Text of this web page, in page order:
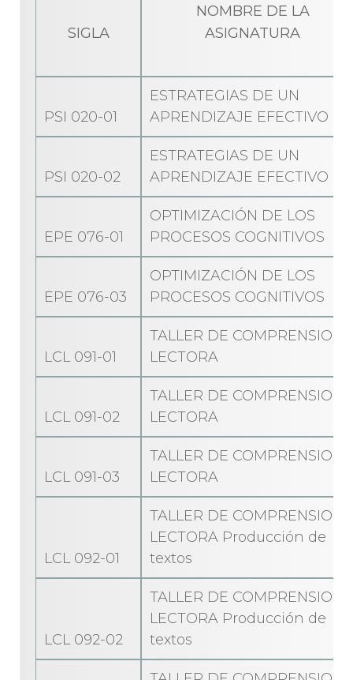
SIGLA
NOMBRE DE LA
ASIGNATURA
PSI 020-01
ESTRATEGIAS DE UN
APRENDIZAJE EFECTIVO
PSI 020-02
ESTRATEGIAS DE UN
APRENDIZAJE EFECTIVO
EPE 076-01
OPTIMIZACIÓN DE LOS
PROCESOS COGNITIVOS
EPE 076-03
OPTIMIZACIÓN DE LOS
PROCESOS COGNITIVOS
LCL 091-01
TALLER DE COMPRENSION
LECTORA
LCL 091-02
TALLER DE COMPRENSION
LECTORA
LCL 091-03
TALLER DE COMPRENSION
LECTORA
LCL 092-01
TALLER DE COMPRENSION
LECTORA Producción de
textos
LCL 092-02
TALLER DE COMPRENSION
LECTORA Producción de
textos